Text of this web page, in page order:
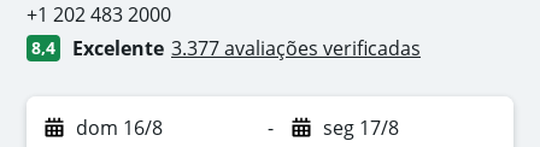
+1 202 483 2000
8,4 Excelente 3.377 avaliações verificadas
dom 16/8 - seg 17/8